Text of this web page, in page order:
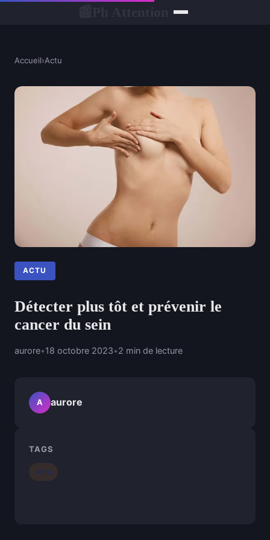
Accueil›Actu
ACTU
Détecter plus tôt et prévenir le
cancer du sein
aurore•18 octobre 2023•2 min de lecture
A aurore
TAGS
Actu